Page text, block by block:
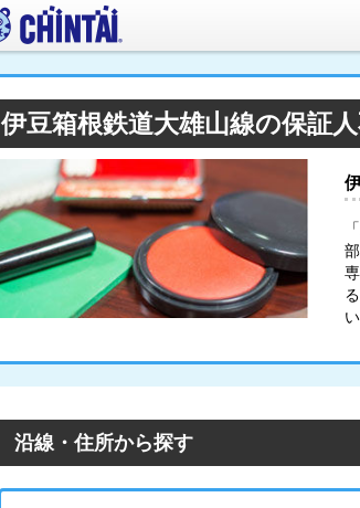
伊豆箱根鉄道大雄山線の保証
沿線・住所から探す